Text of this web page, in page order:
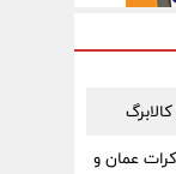
عمان و